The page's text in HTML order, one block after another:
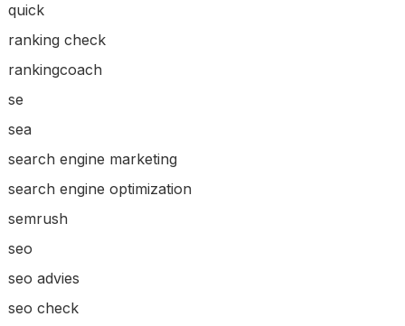
quick
ranking check
rankingcoach
se
sea
search engine marketing
search engine optimization
semrush
seo
seo advies
seo check